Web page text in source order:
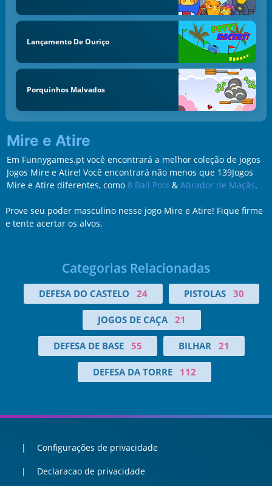
Lançamento De Ouriço
Porquinhos Malvados
Mire e Atire
Em Funnygames.pt você encontrará a melhor coleção de jogos
Jogos Mire e Atire! Você encontrará não menos que 139Jogos
Mire e Atire diferentes, como 8 Ball Pool & Atirador de Maçãs.
Prove seu poder masculino nesse jogo Mire e Atire! Fique firme
e tente acertar os alvos.
Categorias Relacionadas
DEFESA DO CASTELO 24 PISTOLAS 30
JOGOS DE CAÇA 21
DEFESA DE BASE 55 BILHAR 21
DEFESA DA TORRE 112
Configurações de privacidade
Declaracao de privacidade